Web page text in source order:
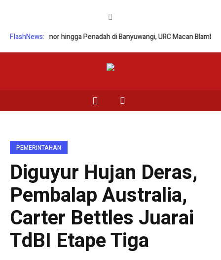
FlashNews:
hingga Penadah di Banyuwangi, URC Macan Blambangan
PEMERINTAHAN
Diguyur Hujan Deras,
Pembalap Australia,
Carter Bettles Juarai
TdBI Etape Tiga